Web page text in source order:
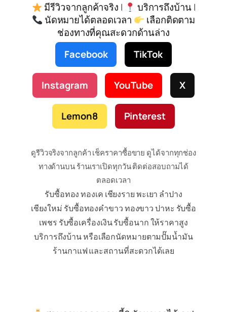
มีรีวิวจากลูกค้าจริง |
บริการถึงบ้าน |
นัดหมายได้ตลอดเวลา
เลือกติดตาม
ช่องทางที่คุณสะดวกด้านล่าง
Facebook
TikTok
Instagram YouTube X
Lemon8 Pinterest
ดูรีวิวจริงจากลูกค้า เช็คราคาซื้อขาย ดูได้จากทุกช่อง
ทางด้านบน ร้านเราเปิดทุกวัน ติดต่อสอบถามได้
ตลอดเวลา
รับซื้อทอง ทองเค เชียงราย พะเยา ลำปาง
เชียงใหม่ รับซื้อทองคำขาว ทองขาว ปาหะ รับซื้อ
เพชร รับซื้อเครื่องเงิน รับซื้อนาก ให้ราคาสูง
บริการถึงบ้าน หรือเลือกนัดหมายตามปั๊มน้ำมัน
ร้านกาแฟ และสถานที่สะดวกได้เลย